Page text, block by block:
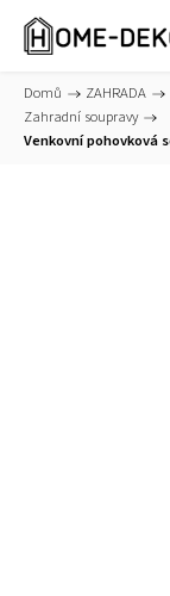
Domů / ZAHRADA /
Zahradní soupravy /
Venkovní pohovková